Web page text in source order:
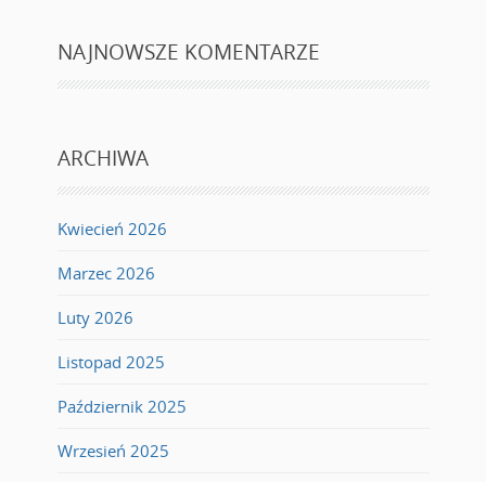
NAJNOWSZE KOMENTARZE
ARCHIWA
Kwiecień 2026
Marzec 2026
Luty 2026
Listopad 2025
Październik 2025
Wrzesień 2025